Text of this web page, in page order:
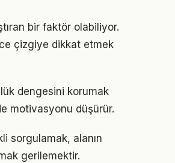
bir faktör olabiliyor.
çizgiye dikkat etmek
dengesini korumak
motivasyonu düşürür.
sorgulamak, alanın
gerilemektir.